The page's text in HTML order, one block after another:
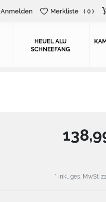
Anmelden Merkliste ( 0 )
HEUEL ALU
SCHNEEFANG
* inkl. ges. MwSt.